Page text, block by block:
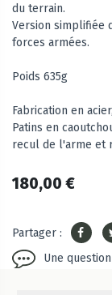
du terrain.
Version simplifiée
forces armées.
Poids 635g
Fabrication en
Patins en
recul de l'arme et
180,00 €
Partager :
Une